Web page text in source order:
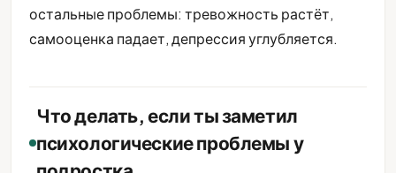
остальные проблемы: тревожность растёт,
самооценка падает, депрессия углубляется.
Что делать, если ты заметил
психологические проблемы у